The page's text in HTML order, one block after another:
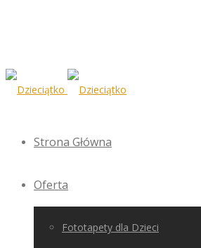
Strona Główna
Oferta
Fototapety dla Dzieci